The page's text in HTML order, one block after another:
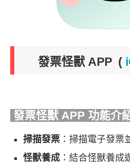
發票怪獸 APP (
發票怪獸 APP 功能介
掃描發票 ：掃描電子發票
怪獸養成 ：結合怪獸養成